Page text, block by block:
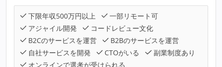
下限年収500万円以上
一部リモート可
アジャイル開発
コードレビュー文化
B2Cのサービスを運営
B2Bのサービスを運営
自社サービスを開発
CTOがいる
副業制度あり
オンラインで選考が受けられる